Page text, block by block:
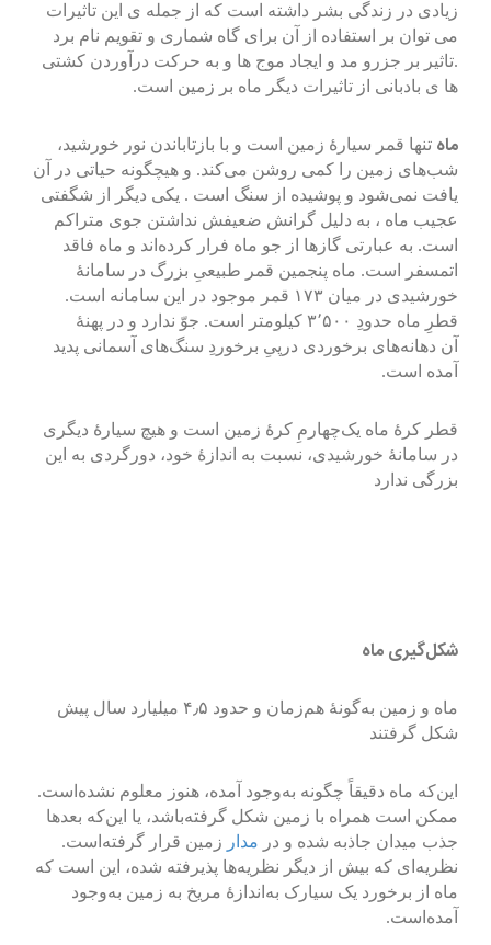
زیادی در زندگی بشر داشته است که از جمله ی این تاثیرات
می توان بر استفاده از آن برای گاه شماری و تقویم نام برد
.تاثیر بر جزرو مد و ایجاد موج ها و به حرکت درآوردن کشتی
ها ی بادبانی از تاثیرات دیگر ماه بر زمین است.
ماه تنها قمر سیارهٔ زمین است و با بازتاباندن نور خورشید،
شب‌های زمین را کمی روشن می‌کند. و هیچگونه حیاتی در آن
یافت نمی‌شود و پوشیده از سنگ است . یکی دیگر از شگفتی
عجیب ماه ، به دلیل گرانش ضعیفش نداشتن جوی متراکم
است. به عبارتی گازها از جو ماه فرار کرده‌اند و ماه فاقد
اتمسفر است. ماه پنجمین قمر طبیعیِ بزرگ در سامانهٔ
خورشیدی در میان ۱۷۳ قمر موجود در این سامانه است.
قطرِ ماه حدودِ ۳٬۵۰۰ کیلومتر است. جوّ ندارد و در پهنهٔ
آن دهانه‌های برخوردی درپیِ برخوردِ سنگ‌های آسمانی پدید
آمده است.
قطر کرهٔ ماه یک‌چهارمِ کرهٔ زمین است و هیچ سیارهٔ دیگری
در سامانهٔ خورشیدی، نسبت به اندازهٔ خود، دورگردی به این
بزرگی ندارد
شکل‌گیری ماه
ماه و زمین به‌گونهٔ هم‌زمان و حدود ۴٫۵ میلیارد سال پیش
شکل گرفتند
این‌که ماه دقیقاً چگونه به‌وجود آمده، هنوز معلوم نشده‌است.
ممکن است همراه با زمین شکل گرفته‌باشد، یا این‌که بعدها
جذب میدان جاذبه شده و در مدار زمین قرار گرفته‌است.
نظریه‌ای که بیش از دیگر نظریه‌ها پذیرفته شده، این است که
ماه از برخورد یک سیارک به‌اندازهٔ مریخ به زمین به‌وجود
آمده‌است.